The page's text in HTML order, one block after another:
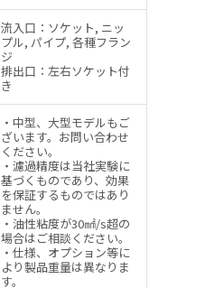
流入口：ソケット, ニッ
プル, パイプ, 各種フラン
ジ
排出口：左右ソケット付
き
・中型、大型モデルもご
ざいます。お問い合わせ
ください。
・濾過精度は当社実験に
基づくものであり、効果
を保証するものではあり
ません。
・油性粘度が30㎟/s超の
場合はご相談ください。
・仕様、オプション等に
より製品重量は異なりま
す。